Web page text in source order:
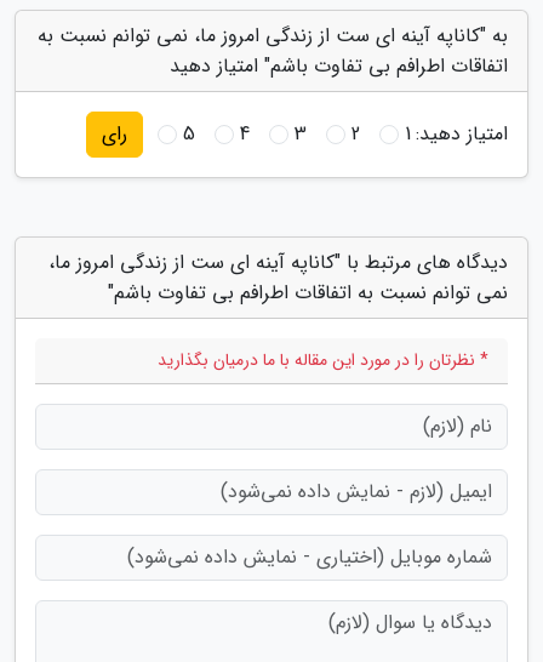
به "کاناپه آینه ای ست از زندگی امروز ما، نمی توانم نسبت به
اتفاقات اطرافم بی تفاوت باشم" امتیاز دهید
امتیاز دهید:1
2
3
4
5 رای
دیدگاه های مرتبط با "کاناپه آینه ای ست از زندگی امروز ما،
نمی توانم نسبت به اتفاقات اطرافم بی تفاوت باشم"
* نظرتان را در مورد این مقاله با ما درمیان بگذارید